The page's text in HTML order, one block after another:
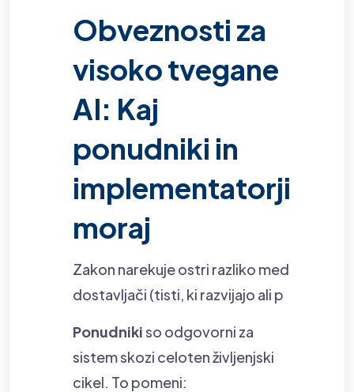
Obveznosti za
visoko tvegane
AI: Kaj
ponudniki in
implementatorji
moraj
Zakon narekuje ostri razliko med
dostavljači (tisti, ki razvijajo ali p
Ponudnikiso odgovorni za
sistem skozi celoten življenjski
cikel. To pomeni: